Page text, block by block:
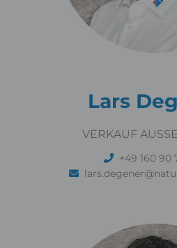
Lars
VERKAUF
+49 160 90